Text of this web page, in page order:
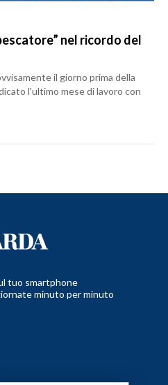
nel ricordo del
il giorno prima della
l'ultimo mese di lavoro con
tuo smartphone
minuto per minuto